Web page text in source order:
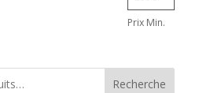
Prix Min.
Recherche